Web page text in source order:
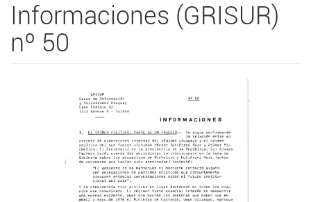
Informaciones (GRISUR)
nº 50